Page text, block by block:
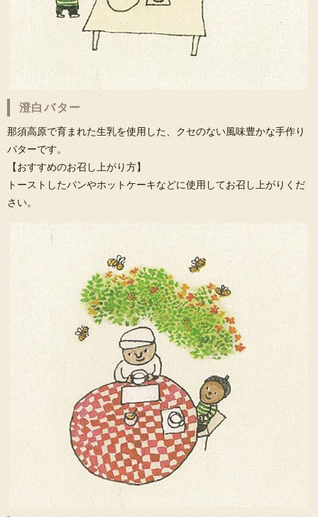
澄白バター
那須高原で育まれた生乳を使用した、クセのない風味豊かな手作り
バターです。
【おすすめのお召し上がり方】
トーストしたパンやホットケーキなどに使用してお召し上がりくだ
さい。